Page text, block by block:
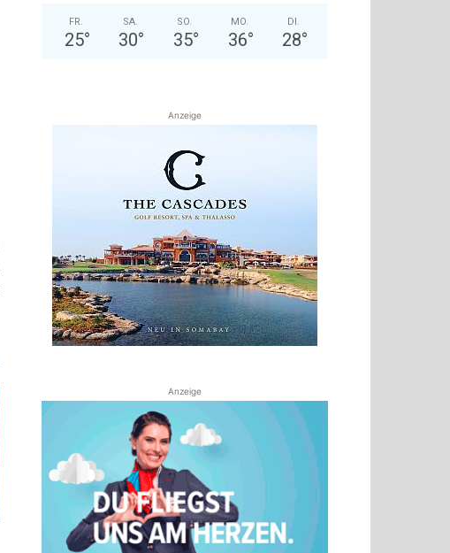
FR.
25°
SA.
30°
SO.
35°
MO.
36°
DI.
28°
Anzeige
Anzeige